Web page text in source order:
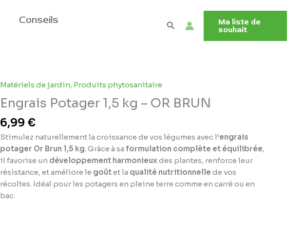
Conseils
RechercherMa liste de
souhait
Matériels de jardin, Produits phytosanitaire
Engrais Potager 1,5 kg – OR BRUN
6,99 €
Stimulez naturellement la croissance de vos légumes avec l’engrais
potager Or Brun 1,5 kg. Grâce à sa formulation complète et équilibrée,
il favorise un développement harmonieux des plantes, renforce leur
résistance, et améliore le goûtet la qualité nutritionnelle de vos
récoltes. Idéal pour les potagers en pleine terre comme en carré ou en
bac.